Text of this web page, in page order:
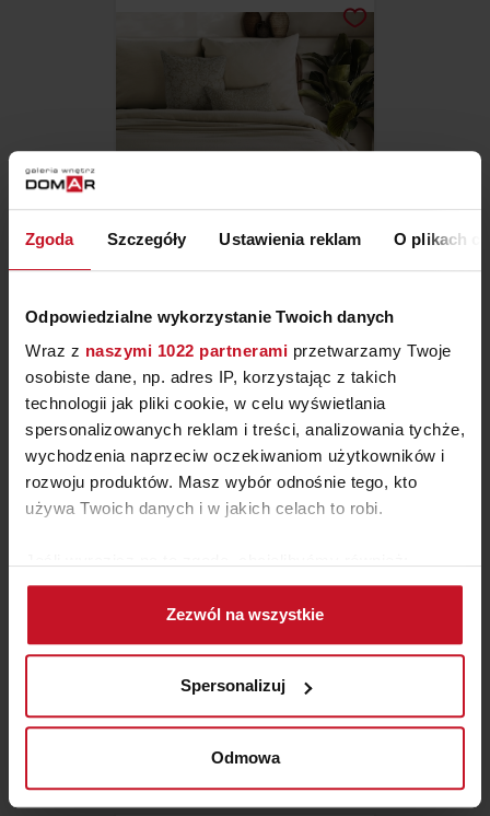
Zgoda Szczegóły Ustawienia reklam O plikach
Odpowiedzialne wykorzystanie Twoich danych
Wraz z naszymi 1022 partnerami przetwarzamy Twoje
osobiste dane, np. adres IP, korzystając z takich
technologii jak pliki cookie, w celu wyświetlania
spersonalizowanych reklam i treści, analizowania tychże,
wychodzenia naprzeciw oczekiwaniom użytkowników i
rozwoju produktów. Masz wybór odnośnie tego, kto
używa Twoich danych i w jakich celach to robi.
Gromadzić dane dotyczące Twojej lokalizacji
geograficznej z dokładnością nawet do kilku metrów
Identyfikować Twoje urządzenie, aktywnie
(fingerprinting, czyli wirtualny odcisk palca)
Dowiedz się więcej odnośnie tego, jak Twoje osobiste
dane są przetwarzane oraz ustaw własne preferencje w
zmienić lub wycofać swoją zgodę w dowolnej chwili.
Zezwól na wszystkie
Spersonalizuj
Odmowa
ZAPYTAJ O CENĘ W SALONIE
SZTUCZNA OWCZA SKÓRA
TAKS
ZAPYTAJ O CENĘ W SALONIE